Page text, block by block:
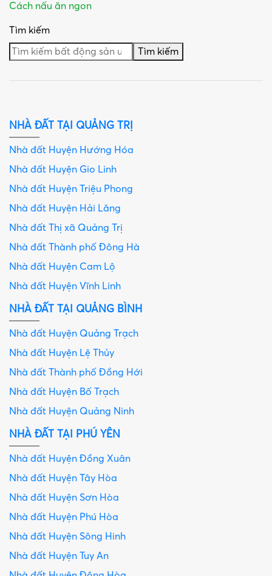
Cách nấu ăn ngon
Tìm kiếm
Tìm kiếm
NHÀ ĐẤT TẠI QUẢNG TRỊ
Nhà đất Huyện Hướng Hóa
Nhà đất Huyện Gio Linh
Nhà đất Huyện Triệu Phong
Nhà đất Huyện Hải Lăng
Nhà đất Thị xã Quảng Trị
Nhà đất Thành phố Đông Hà
Nhà đất Huyện Cam Lộ
Nhà đất Huyện Vĩnh Linh
NHÀ ĐẤT TẠI QUẢNG BÌNH
Nhà đất Huyện Quảng Trạch
Nhà đất Huyện Lệ Thủy
Nhà đất Thành phố Đồng Hới
Nhà đất Huyện Bố Trạch
Nhà đất Huyện Quảng Ninh
NHÀ ĐẤT TẠI PHÚ YÊN
Nhà đất Huyện Đồng Xuân
Nhà đất Huyện Tây Hòa
Nhà đất Huyện Sơn Hòa
Nhà đất Huyện Phú Hòa
Nhà đất Huyện Sông Hinh
Nhà đất Huyện Tuy An